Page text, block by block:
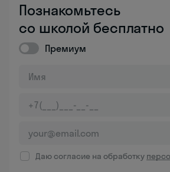
Познакомьтесь
со школой бесплатно
Премиум
Даю согласие на обработку